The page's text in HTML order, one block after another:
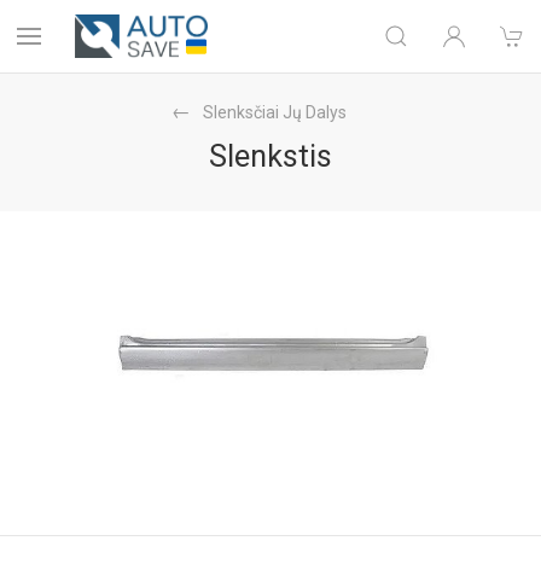
Slenksčiai Jų Dalys
Slenkstis